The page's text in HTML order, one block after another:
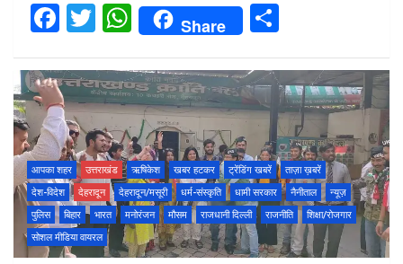
F
ce
b
o
o
k
T
tt
er
W
h
at
s
A
p
p
Share
ar
e
आपका शहर उत्तराखंड ऋषिकेश खबर हटकर ट्रेंडिंग खबरें
ताज़ा ख़बरें
देश-विदेश
देहरादून देहरादून/मसूरी धर्म-संस्कृति धामी सरकार नैनीताल
न्यूज़
पुलिस
बिहार भारत मनोरंजन मौसम राजधानी दिल्ली राजनीति
शिक्षा/रोजगार
सोशल मीडिया वायरल